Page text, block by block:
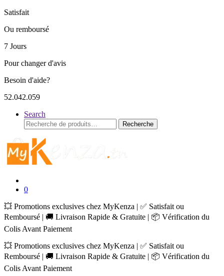
Satisfait
Ou remboursé
7 Jours
Pour changer d'avis
Besoin d'aide?
52.042.059
Search
Recherche
pour :
Recherche
0
💥 Promotions exclusives chez MyKenza | ✅ Satisfait ou
Remboursé | 🚚 Livraison Rapide & Gratuite | 📦 Vérification du
Colis Avant Paiement
💥 Promotions exclusives chez MyKenza | ✅ Satisfait ou
Remboursé | 🚚 Livraison Rapide & Gratuite | 📦 Vérification du
Colis Avant Paiement